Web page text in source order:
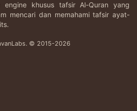
engine khusus tafsir Al-Quran yang
mencari dan memahami tafsir ayat-
© 2015-2026